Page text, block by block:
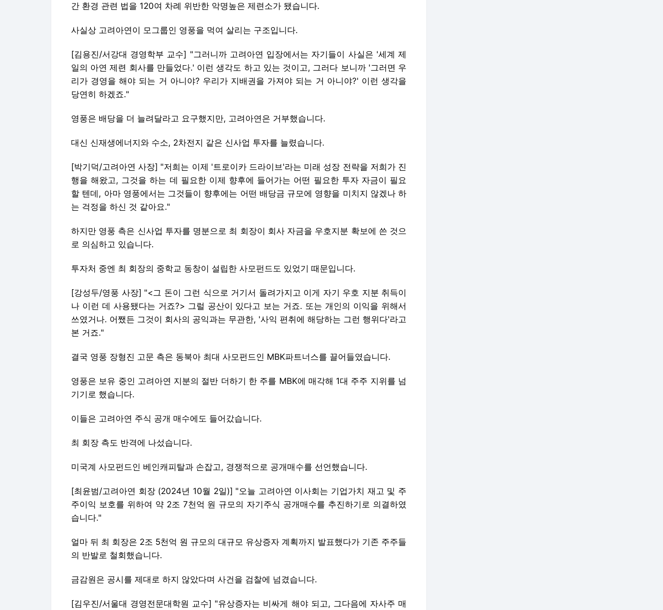
간 환경 관련 법을 120여 차례 위반한 악명높은 제련소가 됐습니다.
사실상 고려아연이 모그룹인 영풍을 먹여 살리는 구조입니다.
[김용진/서강대 경영학부 교수] "그러니까 고려아연 입장에서는 자기들이 사실은 '세계 제
일의 아연 제련 회사를 만들었다.' 이런 생각도 하고 있는 것이고, 그러다 보니까 '그러면 우
리가 경영을 해야 되는 거 아니야? 우리가 지배권을 가져야 되는 거 아니야?' 이런 생각을
당연히 하겠죠."
영풍은 배당을 더 늘려달라고 요구했지만, 고려아연은 거부했습니다.
대신 신재생에너지와 수소, 2차전지 같은 신사업 투자를 늘렸습니다.
[박기덕/고려아연 사장] "저희는 이제 '트로이카 드라이브'라는 미래 성장 전략을 저희가 진
행을 해왔고, 그것을 하는 데 필요한 이제 향후에 들어가는 어떤 필요한 투자 자금이 필요
할 텐데, 아마 영풍에서는 그것들이 향후에는 어떤 배당금 규모에 영향을 미치지 않겠나 하
는 걱정을 하신 것 같아요."
하지만 영풍 측은 신사업 투자를 명분으로 최 회장이 회사 자금을 우호지분 확보에 쓴 것으
로 의심하고 있습니다.
투자처 중엔 최 회장의 중학교 동창이 설립한 사모펀드도 있었기 때문입니다.
[강성두/영풍 사장] "<그 돈이 그런 식으로 거기서 돌려가지고 이게 자기 우호 지분 취득이
나 이런 데 사용됐다는 거죠?> 그럴 공산이 있다고 보는 거죠. 또는 개인의 이익을 위해서
쓰였거나. 어쨌든 그것이 회사의 공익과는 무관한, '사익 편취에 해당하는 그런 행위다'라고
본 거죠."
결국 영풍 장형진 고문 측은 동북아 최대 사모펀드인 MBK파트너스를 끌어들였습니다.
영풍은 보유 중인 고려아연 지분의 절반 더하기 한 주를 MBK에 매각해 1대 주주 지위를 넘
기기로 했습니다.
이들은 고려아연 주식 공개 매수에도 들어갔습니다.
최 회장 측도 반격에 나섰습니다.
미국계 사모펀드인 베인캐피탈과 손잡고, 경쟁적으로 공개매수를 선언했습니다.
[최윤범/고려아연 회장 (2024년 10월 2일)] "오늘 고려아연 이사회는 기업가치 재고 및 주
주이익 보호를 위하여 약 2조 7천억 원 규모의 자기주식 공개매수를 추진하기로 의결하였
습니다."
얼마 뒤 최 회장은 2조 5천억 원 규모의 대규모 유상증자 계획까지 발표했다가 기존 주주들
의 반발로 철회했습니다.
금감원은 공시를 제대로 하지 않았다며 사건을 검찰에 넘겼습니다.
[김우진/서울대 경영전문대학원 교수] "유상증자는 비싸게 해야 되고, 그다음에 자사주 매